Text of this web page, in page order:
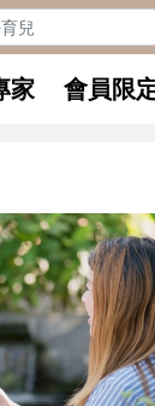
家 會員限
的那個男人
樣
當爸爸！男
有」的體驗